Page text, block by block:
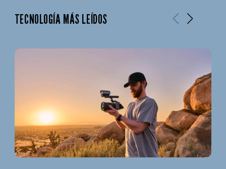
TECNOLOGÍA MÁS LEÍDOS